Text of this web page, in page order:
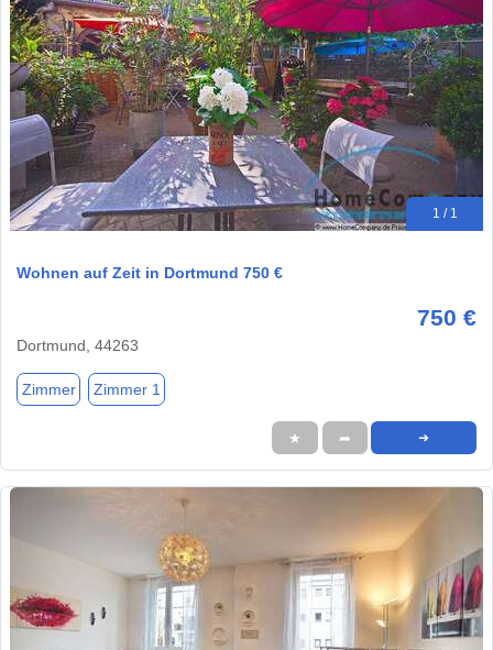
1 / 1
Wohnen auf Zeit in Dortmund 750 €
750 €
Dortmund, 44263
Zimmer Zimmer 1
★ ➦ ➜